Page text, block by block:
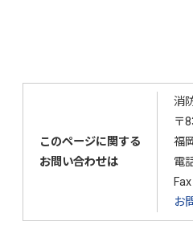
このページに関する
お問い合わせは
消
〒
福
電
お